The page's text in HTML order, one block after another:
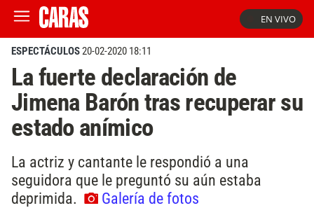
EN VIVO
ESPECTÁCULOS20-02-2020 18:11
La fuerte declaración de
Jimena Barón tras recuperar su
estado anímico
La actriz y cantante le respondió a una
seguidora que le preguntó su aún estaba
deprimida.
Galería de fotos